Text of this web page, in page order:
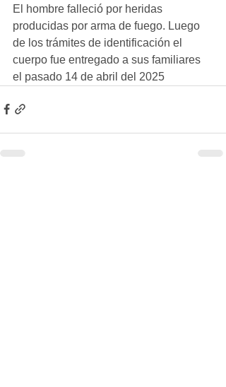
El hombre falleció por heridas
producidas por arma de fuego. Luego
de los trámites de identificación el
cuerpo fue entregado a sus familiares
el pasado 14 de abril del 2025